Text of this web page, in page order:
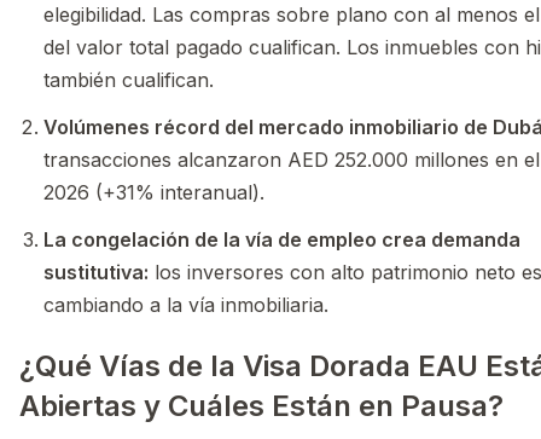
elegibilidad. Las compras sobre plano con al menos
del valor total pagado cualifican. Los inmuebles con
también cualifican.
Volúmenes récord del mercado inmobiliario de
transacciones alcanzaron AED 252.000 millones en el
2026 (+31% interanual).
La congelación de la vía de empleo crea demanda
sustitutiva: los inversores con alto patrimonio neto
cambiando a la vía inmobiliaria.
¿Qué Vías de la Visa Dorada EAU
Abiertas y Cuáles Están en Pausa?